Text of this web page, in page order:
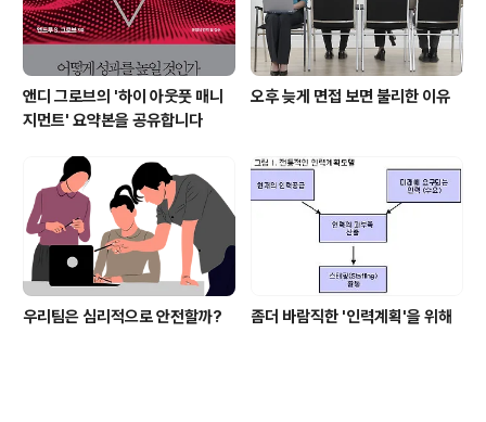
앤디 그로브의 '하이 아웃풋 매니
지먼트' 요약본을 공유합니다
오후 늦게 면접 보면 불리한 이유
우리팀은 심리적으로 안전할까? 좀더 바람직한 '인력계획'을 위해